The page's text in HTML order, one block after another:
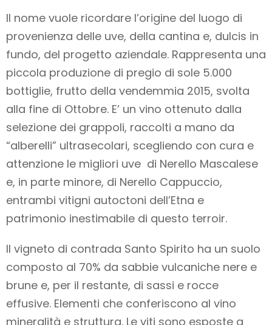
Il nome vuole ricordare l’origine del luogo di
provenienza delle uve, della cantina e, dulcis in
fundo, del progetto aziendale. Rappresenta una
piccola produzione di pregio di sole 5.000
bottiglie, frutto della vendemmia 2015, svolta
alla fine di Ottobre. E’ un vino ottenuto dalla
selezione dei grappoli, raccolti a mano da
“alberelli” ultrasecolari, scegliendo con cura e
attenzione le migliori uve di Nerello Mascalese
e, in parte minore, di Nerello Cappuccio,
entrambi vitigni autoctoni dell’Etna e
patrimonio inestimabile di questo terroir.
Il vigneto di contrada Santo Spirito ha un suolo
composto al 70% da sabbie vulcaniche nere e
brune e, per il restante, di sassi e rocce
effusive. Elementi che conferiscono al vino
mineralità e struttura. Le viti sono esposte a